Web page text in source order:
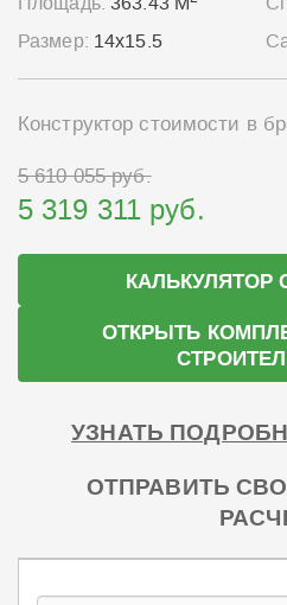
Размер: 14x15.5
Конструктор стоимости в
5 610 055 руб.
5 319 311 руб.
КАЛЬКУЛЯТОР
ОТКРЫТЬ
УЗНАТЬ
ОТПРАВИТЬ